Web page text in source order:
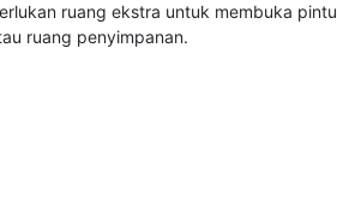
ruang ekstra untuk membuka
ruang penyimpanan.